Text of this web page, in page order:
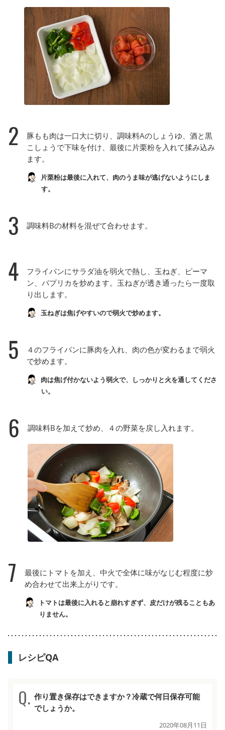
2
豚もも肉は一口大に切り、調味料Aのしょうゆ、酒と黒
こしょうで下味を付け、最後に片栗粉を入れて揉み込み
ます。
片栗粉は最後に入れて、肉のうま味が逃げないようにしま
す。
3 調味料Bの材料を混ぜて合わせます。
4
フライパンにサラダ油を弱火で熱し、玉ねぎ、ピーマ
ン、パプリカを炒めます。玉ねぎが透き通ったら一度取
り出します。
玉ねぎは焦げやすいので弱火で炒めます。
5
４のフライパンに豚肉を入れ、肉の色が変わるまで弱火
で炒めます。
肉は焦げ付かないよう弱火で、しっかりと火を通してくださ
い。
6 調味料Bを加えて炒め、４の野菜を戻し入れます。
7
最後にトマトを加え、中火で全体に味がなじむ程度に炒
め合わせて出来上がりです。
トマトは最後に入れると崩れすぎず、皮だけが残ることもあ
りません。
レシピQA
作り置き保存はできますか？冷蔵で何日保存可能
でしょうか。
2020年08月11日